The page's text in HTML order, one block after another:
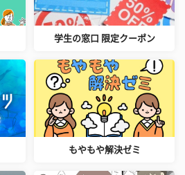
学生の窓口 限定クーポン
もやもや解決ゼミ